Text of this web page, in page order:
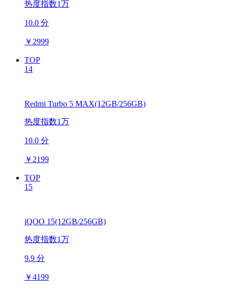
热度指数1万
10.0 分
￥ 2999
TOP
14
Redmi Turbo 5 MAX(12GB/256GB)
热度指数1万
10.0 分
￥ 2199
TOP
15
iQOO 15(12GB/256GB)
热度指数1万
9.9 分
￥4199